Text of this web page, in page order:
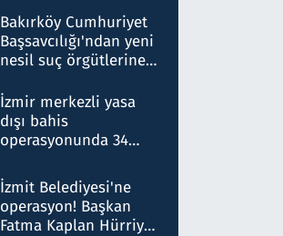
Bakırköy Cumhuriyet
Başsavcılığı'ndan yeni
nesil suç örgütlerine
hakkında gözaltı kararı
İzmir merkezli yasa
dışı bahis
operasyonunda 34
Milyar liralık para
trafiği tespit edildi
İzmit Belediyesi'ne
operasyon! Başkan
Fatma Kaplan Hürriyet